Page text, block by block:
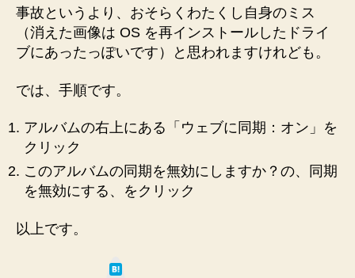
除
す
る
モ
事故というより、おそらくわたくし自身のミス
（消えた画像は OS を再インストールしたドライ
ブにあったっぽいです）と思われますけれども。
では、手順です。
アルバムの右上にある「ウェブに同期：オン」を
クリック
このアルバムの同期を無効にしますか？の、同期
を無効にする、をクリック
以上です。